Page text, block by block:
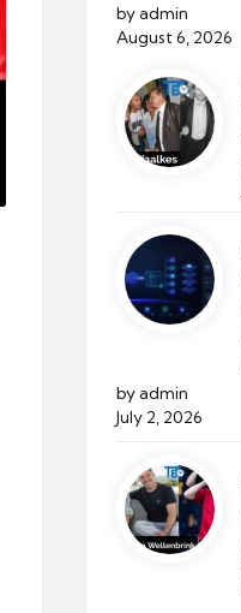
by admin
August 6, 2026
by admin
July 2, 2026